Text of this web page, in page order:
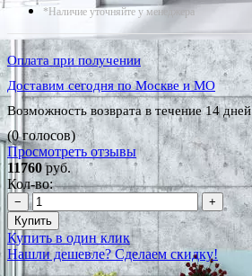
*Наличие уточняйте у менеджера
Оплата при получении
Доставим сегодня по Москве и МО
Возможность возврата в течение 14 дней
(0 голосов)
Просмотреть отзывы
11760руб.
Кол-во:
−
+
Купить
Купить в один клик
Нашли дешевле? Сделаем скидку!